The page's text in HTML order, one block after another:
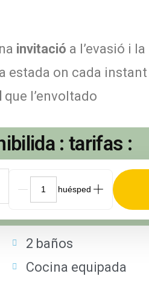
invitació a l’evasió i la
estada on cada instant
que l’envoltado
: tarifas :
G_People
2 baños
Cocina equipada